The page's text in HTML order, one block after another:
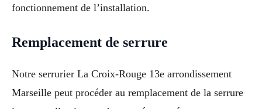
fonctionnement de l’installation.
Remplacement de serrure
Notre serrurier La Croix-Rouge 13e arrondissement
Marseille peut procéder au remplacement de la serrure